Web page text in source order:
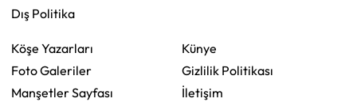
Dış Politika
Köşe Yazarları
Foto Galeriler
Manşetler Sayfası
Künye
Gizlilik Politikası
İletişim